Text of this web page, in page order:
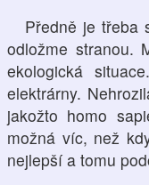
Předně je třeba
odložme stranou.
ekologická
elektrárny.
jakožto homo
možná víc, než
nejlepší a tomu